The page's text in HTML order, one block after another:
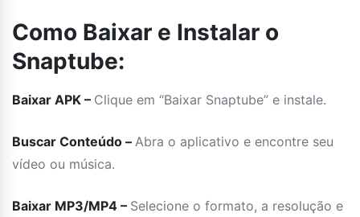
Como Baixar e Instalar o
Snaptube:
Baixar APK – Clique em “Baixar Snaptube” e instale.
Buscar Conteúdo – Abra o aplicativo e encontre seu
vídeo ou música.
Baixar MP3/MP4 – Selecione o formato, a resolução e